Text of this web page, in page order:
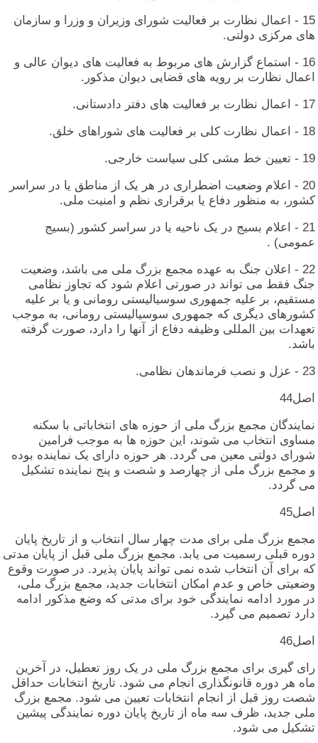
15 - اعمال‏ نظارت‏ بر فعالیت‏ شورای‏ وزیران‏ و وزرا و سازمان‏
های‏ مرکزی‏ دولتی‏.
16 - استماع‏ گزارش‏ های‏ مربوط به‏ فعالیت‏ های‏ دیوان‏ عالی‏ و
اعمال‏ نظارت‏ بر رویه‏ های‏ قضایی‏ دیوان‏ مذکور.
17 - اعمال‏ نظارت‏ بر فعالیت‏ های‏ دفتر دادستانی‏.
18 - اعمال‏ نظارت‏ کلی‏ بر فعالیت‏ های‏ شوراهای‏ خلق‏.
19 - تعیین‏ خط مشی‏ کلی‏ سیاست‏ خارجی‏.
20 - اعلام‏ وضعیت‏ اضطراری‏ در هر یک‏ از مناطق‏ یا در سراسر
کشور، به‏ منظور دفاع‏ یا برقراری‏ نظم‏ و امنیت‏ ملی‏.
21 - اعلام‏ بسیج‏ در یک‏ ناحیه‏ یا در سراسر کشور (بسیج‏
عمومی) .
22 - اعلان‏ جنگ‏ به‏ عهده‏ مجمع بزرگ‏ ملی‏ می‏ باشد، وضعیت‏
جنگ‏ فقط می‏ تواند در صورتی‏ اعلام‏ شود که‏ تجاوز نظامی‏
مستقیم‏، بر علیه‏ جمهوری‏ سوسیالیستی‏ رومانی‏ و یا بر علیه‏
کشورهای‏ دیگری‏ که‏ جمهوری‏ سوسیالیستی‏ رومانی‏، به‏ موجب‏
تعهدات‏ بین‏ المللی‏ وظیفه‏ دفاع‏ از آنها را دارد، صورت‏ گرفته‏
باشد.
23 - عزل‏ و نصب‏ فرماندهان‏ نظامی‏.
اصل‏44
نمایندگان‏ مجمع بزرگ‏ ملی‏ از حوزه‏ های‏ انتخاباتی‏ با سکنه‏
مساوی‏ انتخاب‏ می‏ شوند، این‏ حوزه‏ ها به‏ موجب‏ فرامین‏
شورای‏ دولتی‏ معین‏ می‏ گردد. هر حوزه‏ دارای‏ یک‏ نماینده‏ بوده‏
و مجمع بزرگ‏ ملی‏ از چهارصد و شصت‏ و پنج‏ نماینده‏ تشکیل‏
می‏ گردد.
اصل‏45
مجمع بزرگ‏ ملی‏ برای‏ مدت‏ چهار سال‏ انتخاب‏ و از تاریخ‏ پایان‏
دوره‏ قبلی‏ رسمیت‏ می‏ یابد. مجمع بزرگ‏ ملی‏ قبل‏ از پایان‏ مدتی‏
که‏ برای‏ آن‏ انتخاب‏ شده‏ نمی‏ تواند پایان‏ پذیرد. در صورت‏ وقوع‏
وضعیتی‏ خاص‏ و عدم‏ امکان‏ انتخابات‏ جدید، مجمع بزرگ‏ ملی‏،
در مورد ادامه‏ نمایندگی‏ خود برای‏ مدتی‏ که‏ وضع مذکور ادامه‏
دارد تصمیم‏ می‏ گیرد.
اصل‏46
رای‏ گیری‏ برای‏ مجمع بزرگ‏ ملی‏ در یک‏ روز تعطیل‏، در آخرین‏
ماه‏ هر دوره‏ قانونگذاری‏ انجام‏ می‏ شود. تاریخ‏ انتخابات‏ حداقل‏
شصت‏ روز قبل‏ از انجام‏ انتخابات‏ تعیین‏ می‏ شود. مجمع بزرگ‏
ملی‏ جدید، ظرف‏ سه‏ ماه‏ از تاریخ‏ پایان‏ دوره‏ نمایندگی‏ پیشین‏
تشکیل‏ می‏ شود.